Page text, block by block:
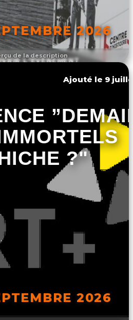
de la description
2026
L'ÉVÉNEMENT
Ajouté le 9
?"
2026